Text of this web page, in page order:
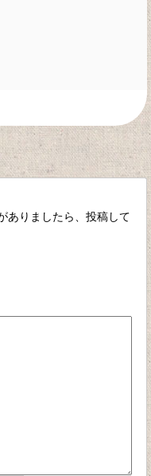
ありましたら、投稿して